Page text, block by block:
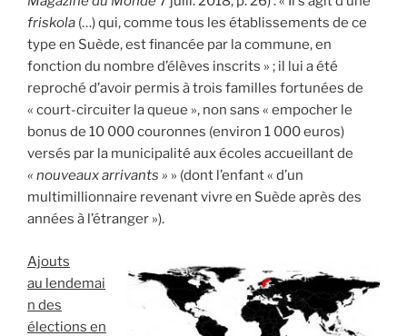
friskola (…) qui, comme tous les établissements de ce
type en Suède, est financée par la commune, en
fonction du nombre d’élèves inscrits » ; il lui a été
reproché d’avoir permis à trois familles fortunées de
« court-circuiter la queue », non sans « empocher le
bonus de 10 000 couronnes (environ 1 000 euros)
versés par la municipalité aux écoles accueillant de
« nouveaux arrivants » » (dont l’enfant « d’un
multimillionnaire revenant vivre en Suède après des
années à l’étranger »).
Ajouts
au lendemai
n des
élections en